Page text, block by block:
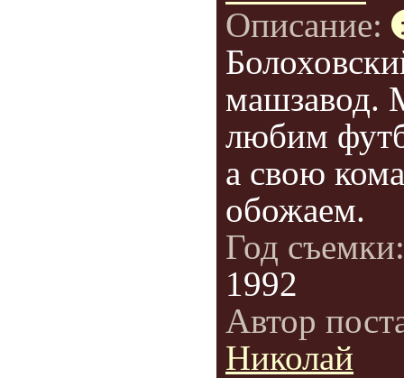
Описание:
машзавод.
любим
а свою
обожаем.
Год
1992
Автор
Николай